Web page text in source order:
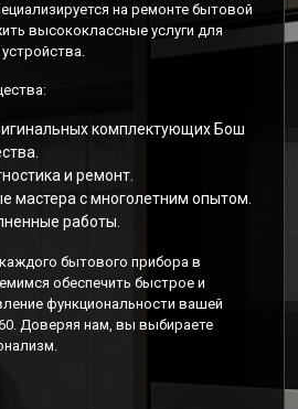
на ремонте бытовой
высококлассные услуги для
комплектующих Бош
и ремонт.
мастера с многолетним опытом.
работы.
бытового прибора в
обеспечить быстрое и
функциональности вашей
Доверяя нам, вы выбираете